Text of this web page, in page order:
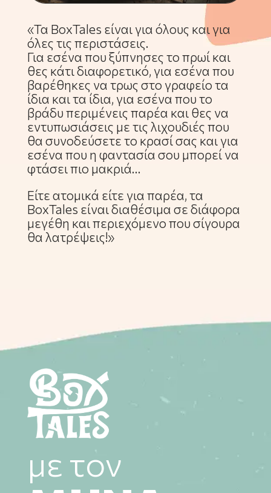
«Τα BoxTales είναι για όλους και για
όλες τις περιστάσεις.
Για εσένα που ξύπνησες το πρωί και
θες κάτι διαφορετικό, για εσένα που
βαρέθηκες να τρως στο γραφείο τα
ίδια και τα ίδια, για εσένα που το
βράδυ περιμένεις παρέα και θες να
εντυπωσιάσεις με τις λιχουδιές που
θα συνοδεύσετε το κρασί σας και για
εσένα που η φαντασία σου μπορεί να
φτάσει πιο μακριά…
Είτε ατομικά είτε για παρέα, τα
BoxTales είναι διαθέσιμα σε διάφορα
μεγέθη και περιεχόμενο που σίγουρα
θα λατρέψεις!»
με τον